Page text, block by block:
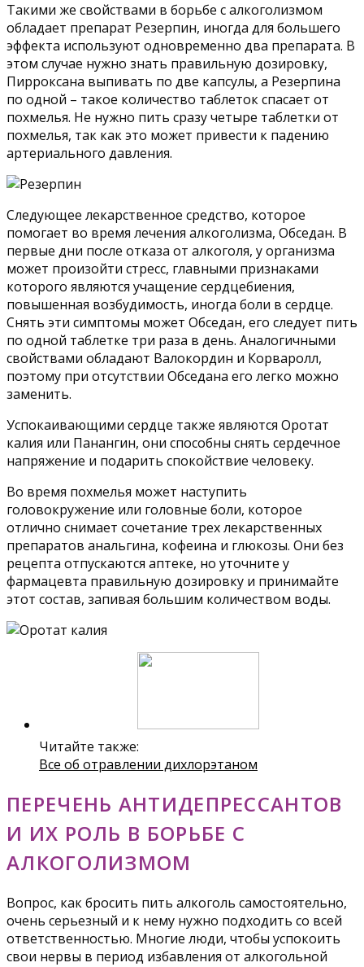
Такими же свойствами в борьбе с алкоголизмом
обладает препарат Резерпин, иногда для большего
эффекта используют одновременно два препарата. В
этом случае нужно знать правильную дозировку,
Пирроксана выпивать по две капсулы, а Резерпина
по одной – такое количество таблеток спасает от
похмелья. Не нужно пить сразу четыре таблетки от
похмелья, так как это может привести к падению
артериального давления.
Следующее лекарственное средство, которое
помогает во время лечения алкоголизма, Обседан. В
первые дни после отказа от алкоголя, у организма
может произойти стресс, главными признаками
которого являются учащение сердцебиения,
повышенная возбудимость, иногда боли в сердце.
Снять эти симптомы может Обседан, его следует пить
по одной таблетке три раза в день. Аналогичными
свойствами обладают Валокордин и Корваролл,
поэтому при отсутствии Обседана его легко можно
заменить.
Успокаивающими сердце также являются Оротат
калия или Панангин, они способны снять сердечное
напряжение и подарить спокойствие человеку.
Во время похмелья может наступить
головокружение или головные боли, которое
отлично снимает сочетание трех лекарственных
препаратов анальгина, кофеина и глюкозы. Они без
рецепта отпускаются аптеке, но уточните у
фармацевта правильную дозировку и принимайте
этот состав, запивая большим количеством воды.
Читайте также:
Все об отравлении дихлорэтаном
ПЕРЕЧЕНЬ АНТИДЕПРЕССАНТОВ
И ИХ РОЛЬ В БОРЬБЕ С
АЛКОГОЛИЗМОМ
Вопрос, как бросить пить алкоголь самостоятельно,
очень серьезный и к нему нужно подходить со всей
ответственностью. Многие люди, чтобы успокоить
свои нервы в период избавления от алкогольной